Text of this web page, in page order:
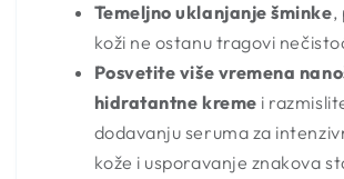
Temeljno uklanjanje šminke,
koži ne ostanu tragovi
Posvetite više vremena
hidratantne kreme i
dodavanju seruma za
kože i usporavanje znakova